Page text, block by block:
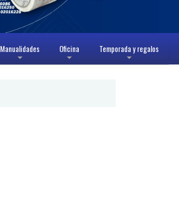
+
Manualidades
+
Oficina
+
Temporada y regalos